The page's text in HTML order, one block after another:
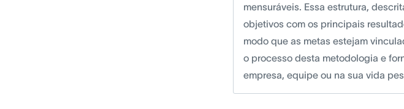
mensuráveis. Essa estrutura,
objetivos com os principais
modo que as metas estejam
o processo desta metodologia e
empresa, equipe ou na sua vida